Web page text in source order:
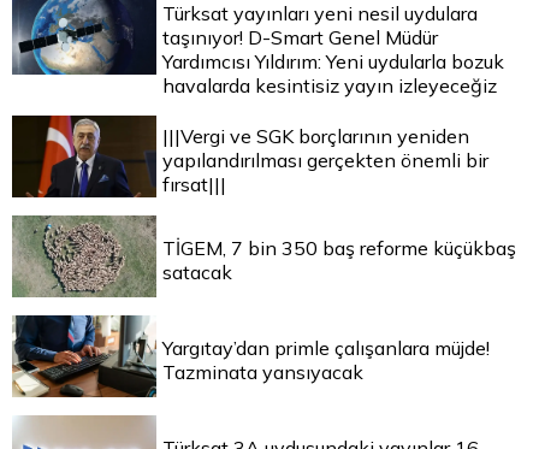
Türksat yayınları yeni nesil uydulara
taşınıyor! D-Smart Genel Müdür
Yardımcısı Yıldırım: Yeni uydularla bozuk
havalarda kesintisiz yayın izleyeceğiz
|||Vergi ve SGK borçlarının yeniden
yapılandırılması gerçekten önemli bir
fırsat|||
TİGEM, 7 bin 350 baş reforme küçükbaş
satacak
Yargıtay’dan primle çalışanlara müjde!
Tazminata yansıyacak